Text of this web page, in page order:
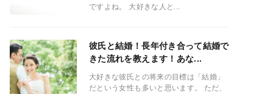
ですよね。 大好きな人と...
彼氏と結婚！長年付き合って結婚で
きた流れを教えます！あな...
大好きな彼氏との将来の目標は「結婚」
だという女性も多いと思います。 ただ、